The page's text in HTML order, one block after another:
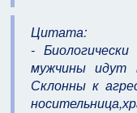
Цитата:
-
мужчины идут
Склонны к